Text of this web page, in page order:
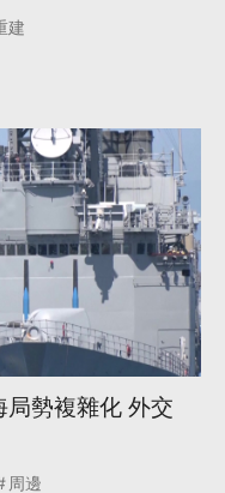
建
勢複雜化 外交
周邊